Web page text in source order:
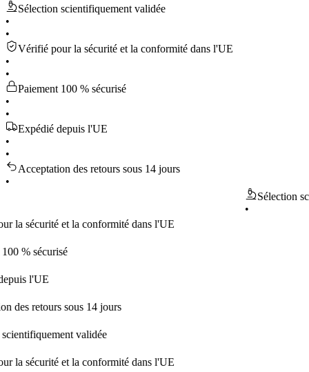
Sélection scientifiquement validée
•
•
Vérifié pour la sécurité et la conformité dans l'UE
•
•
Paiement 100 % sécurisé
•
•
Expédié depuis l'UE
•
•
Acceptation des retours sous 14 jours
•
Sélection
et la conformité dans l'UE
sécurisé
l'UE
sous 14 jours
validée
et la conformité dans l'UE